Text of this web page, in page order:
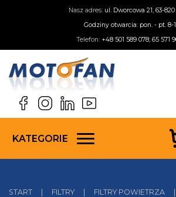
Nasz adres: ul. Dworcowa 21, 63-
Godziny otwarcia: pon. - pt. 8-
Telefon: +48 501 589 078; 65 571
KATEGORIE
START | FILTRY | FILTRY POWIETRZA
|